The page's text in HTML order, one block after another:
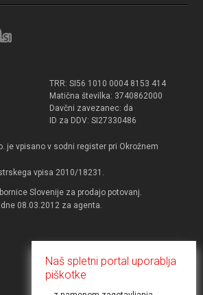
TRR: SI56 1010 0004 8153 414
Matična številka: 3740862000
Davčni zavezanec: da
ID za DDV: SI27330486
je vpisano v sodni register pri Okrožnem
vpisa 2010/18231.
Slovenije za prodajo potovanj.
08.03.2012 za agenta.
Naš spletni portal uporablja
piškotke